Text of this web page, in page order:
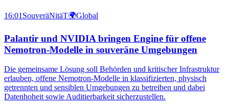
16:01 SouveräNitäT🌍Global
Palantir und NVIDIA bringen Engine für offene
Nemotron-Modelle in souveräne Umgebungen
Die gemeinsame Lösung soll Behörden und kritischer Infrastruktur
erlauben, offene Nemotron-Modelle in klassifizierten, physisch
getrennten und sensiblen Umgebungen zu betreiben und dabei
Datenhoheit sowie Auditierbarkeit sicherzustellen.